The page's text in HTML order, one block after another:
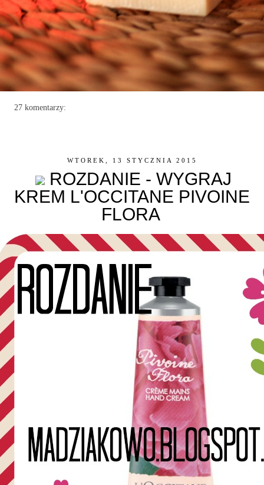
27 komentarzy:
WTOREK, 13 STYCZNIA 2015
ROZDANIE - WYGRAJ
KREM L'OCCITANE PIVOINE
FLORA